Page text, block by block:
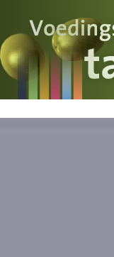
Voedingswaarde
Wat is wat?